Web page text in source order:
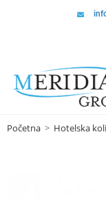
Početna > Hotelska